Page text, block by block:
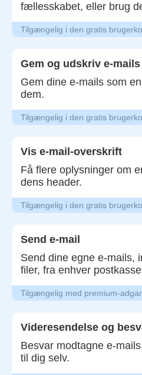
fællesskabet, eller brug
Tilgængelig i den gratis
Gem og udskriv e-mails
Gem dine e-mails som
dem.
Tilgængelig i den gratis
Vis e-mail-overskrift
Få flere oplysninger om
dens header.
Tilgængelig i den gratis
Send e-mail
Send dine egne e-mails,
filer, fra enhver
Tilgængelig med premium-
Videresendelse og
Besvar modtagne e-
til dig selv.